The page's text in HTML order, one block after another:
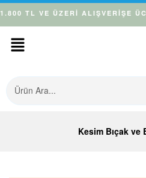
1.800 TL VE ÜZERİ ALIŞVERİŞE
Kesim Bıçak ve